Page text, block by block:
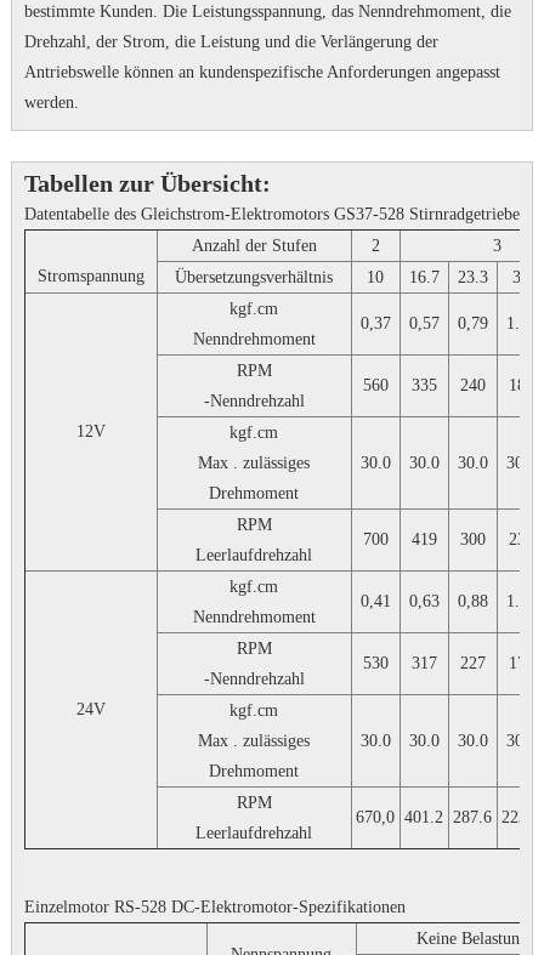
bestimmte Kunden. Die Leistungsspannung, das Nenndrehmoment, die
Drehzahl, der Strom, die Leistung und die Verlängerung der
Antriebswelle können an kundenspezifische Anforderungen angepasst
werden.
Tabellen zur Übersicht:
Datentabelle des Gleichstrom-Elektromotors GS37-528 Stirnradgetriebe
Stromspannung
Anzahl der Stufen 2
3
Übersetzungsverhältnis
10 16.7 23.3 30
12V
kgf.cm
Nenndrehmoment
0,37 0,57 0,79 1.02
RPM
-Nenndrehzahl
560 335 240 187
kgf.cm
Max . zulässiges
Drehmoment
30.0 30.0 30.0 30.0
RPM
Leerlaufdrehzahl
700 419 300 233
24V
kgf.cm
Nenndrehmoment
0,41 0,63 0,88 1.13
RPM
-Nenndrehzahl
530 317 227 177
kgf.cm
Max . zulässiges
Drehmoment
30.0 30.0 30.0 30.0
RPM
Leerlaufdrehzahl
670,0 401.2 287.6 223.3
Einzelmotor RS-528 DC-Elektromotor-Spezifikationen
Keine Belastung